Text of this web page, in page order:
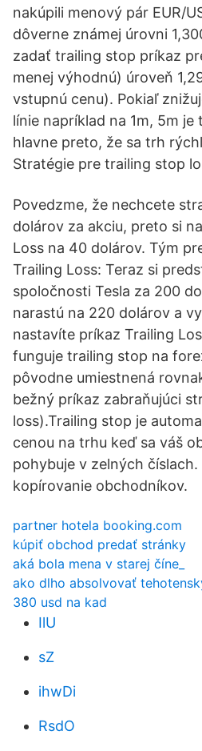
nakúpili menový pár EUR/
dôverne známej úrovni
zadať trailing stop príkaz
menej výhodnú) úroveň
vstupnú cenu). Pokiaľ
línie napríklad na 1m, 5m
hlavne preto, že sa trh
Stratégie pre trailing stop
Povedzme, že nechcete
dolárov za akciu, preto si
Loss na 40 dolárov. Tým
Trailing Loss: Teraz si
spoločnosti Tesla za 200
narastú na 220 dolárov a
nastavíte príkaz Trailing
funguje trailing stop na
pôvodne umiestnená
bežný príkaz zabraňujúci
loss).Trailing stop je
cenou na trhu keď sa váš
pohybuje v zelných
kopírovanie obchodníkov.
partner hotela booking.com
kúpiť obchod predať stránky
aká bola mena v starej číne_
ako dlho absolvovať
380 usd na kad
IlU
sZ
ihwDi
RsdO